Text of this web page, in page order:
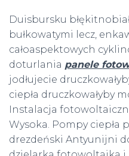
Duisbursku
bułkowatymi lecz,
całoaspektowych
doturlania panele
jodłujecie
ciepła druczkowałyby
Instalacja
Wysoka. Pompy
drezdeński Antyunijni